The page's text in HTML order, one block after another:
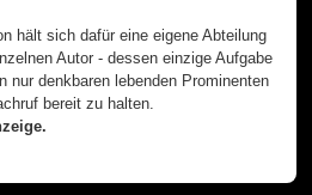
hält sich dafür eine eigene Abteilung
Autor - dessen einzige Aufgabe
nur denkbaren lebenden Prominenten
bereit zu halten.